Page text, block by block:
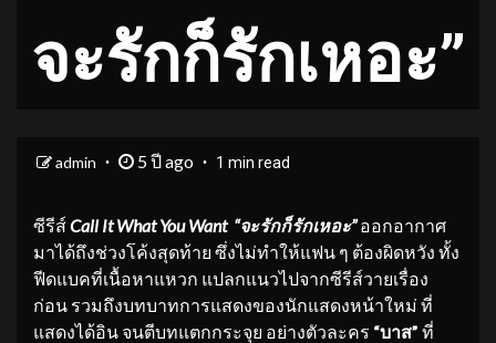
จะรักก็รักเหอะ”
admin 5 ปี ago 1 min read
ซีรีส์Call It What You Want “จะรักก็รักเหอะ” ออกอากาศ
มาได้ถึงช่วงโค้งสุดท้าย ซึ่งไม่ทำให้แฟน ๆ ต้องผิดหวัง ทั้ง
ฟีดแบคที่เนื้อหาแหวก แปลกแนวไปจากซีรีส์วายเรื่อง
ก่อน รวมถึงบทบาทการแสดงของนักแสดงหน้าใหม่ ที่
แสดงได้อิน จนตีบทแตกกระจุย อย่างตัวละคร “บาส” ที่